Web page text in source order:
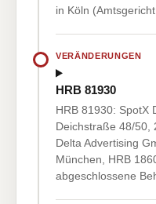
in Köln
VERÄNDERUNGEN
HRB 81930
HRB 81930: SpotX
Deichstraße 48/50,
Delta Advertising
München, HRB
abgeschlossene